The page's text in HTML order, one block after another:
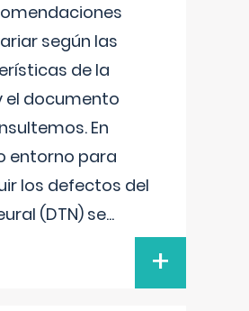
según las
de la
el documento
En
entorno para
los defectos del
(DTN) se...
+